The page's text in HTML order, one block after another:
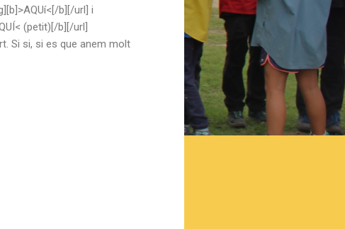
b][/url] i
(petit)[/b][/url]
Si si, si es que anem molt